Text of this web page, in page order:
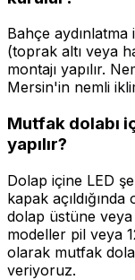
Bahçe
(toprak altı veya
montajı yapılır.
Mersin'in nemli
Mutfak dolabı
yapılır?
Dolap içine LED
kapak
dolap üstüne
modeller pil veya
olarak mutfak
veriyoruz.